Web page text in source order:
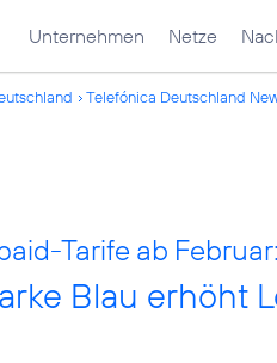
Unternehmen Netze
Telefónica Deutschland
Tarife ab
Blau erhöht